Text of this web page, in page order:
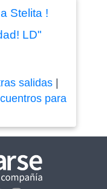
Stelita !
LD"
salidas|
para